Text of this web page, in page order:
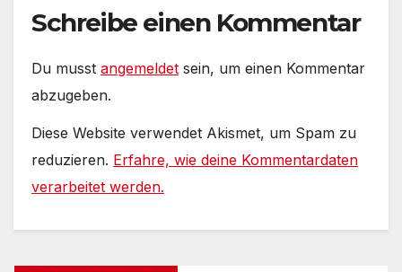
Schreibe einen Kommentar
Du musst angemeldet sein, um einen Kommentar
abzugeben.
Diese Website verwendet Akismet, um Spam zu
reduzieren. Erfahre, wie deine Kommentardaten
verarbeitet werden.